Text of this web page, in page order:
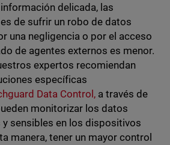
información delicada, las
de sufrir un robo de datos
una negligencia o por el acceso
de agentes externos es menor.
expertos recomiendan
específicas
Data Control,a través de
monitorizar los datos
y sensibles en los dispositivos
manera, tener un mayor control